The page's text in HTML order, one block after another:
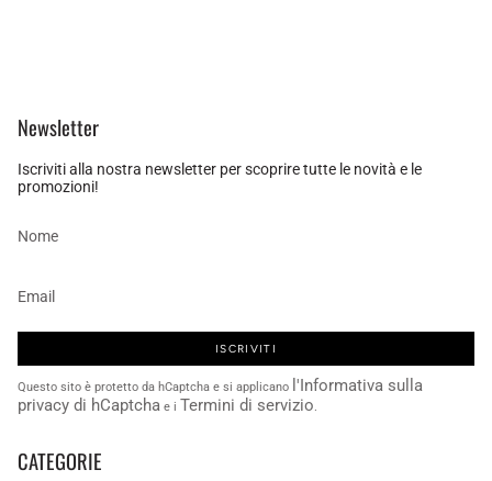
Newsletter
Iscriviti alla nostra newsletter per scoprire tutte le novità e le
promozioni!
ISCRIVITI
Questo sito è protetto da hCaptcha e si applicano l'Informativa sulla
privacy di hCaptcha e i Termini di servizio.
CATEGORIE